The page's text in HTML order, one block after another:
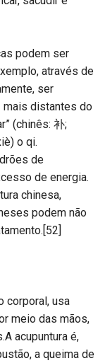
podem ser
através de
ser
mais distantes do
(chinês: 补;
o qi.
de
de energia.
chinesa,
podem não
corporal, usa
meio das mãos,
acupuntura é,
a queima de